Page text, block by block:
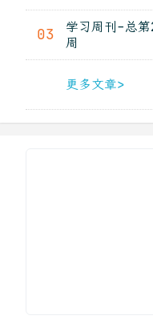
03
学习周刊-总
周
更多文章>